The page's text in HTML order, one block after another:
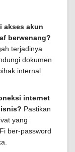
akses akun
berwenang?
terjadinya
dokumen
internal
internet
Pastikan
yang
ber-password